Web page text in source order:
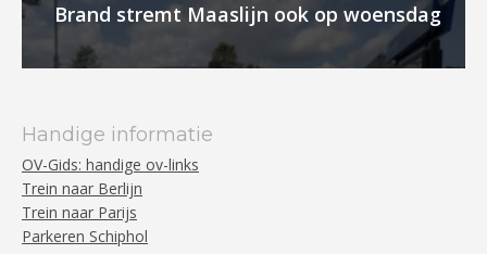
Brand stremt Maaslijn ook op woensdag
Handige informatie
OV-Gids: handige ov-links
Trein naar Berlijn
Trein naar Parijs
Parkeren Schiphol